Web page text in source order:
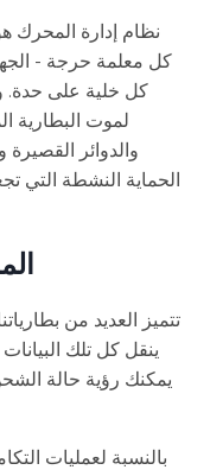
نظام إدارة المحرك
كل معلمة حرجة -
كل خلية على حدة.
لموت البطارية
والدوائر
تتميز العديد من
ينقل كل تلك
يمكنك رؤية حالة
بالنسبة لعمليات